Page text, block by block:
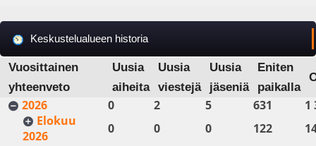
Keskustelualueen historia
Vuosittainen
yhteenveto
Uusia
aiheita
Uusia
viestejä
Uusia
jäseniä
Eniten
paikalla
2026 0 2 5 631
1
Elokuu
2026
0 0 0 122